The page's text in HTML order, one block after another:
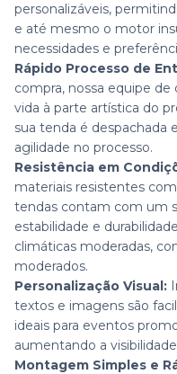
personalizáveis,
e até mesmo o motor
necessidades e
Rápido Processo de
compra, nossa equipe
vida à parte artística do
sua tenda é despachada
agilidade no processo.
Resistência em
materiais resistentes
tendas contam com um
estabilidade e
climáticas moderadas,
moderados.
Personalização Visual:
textos e imagens são
ideais para eventos
aumentando a
Montagem Simples e